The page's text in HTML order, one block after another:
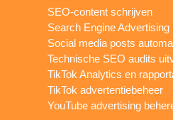
SEO-content schrijven
Search Engine
Social media posts
Technische SEO audits
TikTok Analytics en
TikTok advertentiebeheer
YouTube advertising